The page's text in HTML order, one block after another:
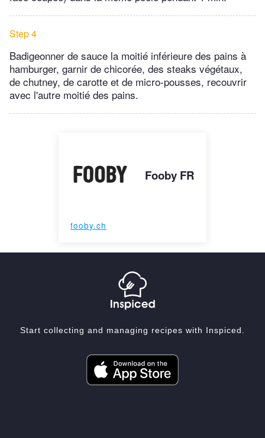
Step 4
Badigeonner de sauce la moitié inférieure des pains à
hamburger, garnir de chicorée, des steaks végétaux,
de chutney, de carotte et de micro-pousses, recouvrir
avec l'autre moitié des pains.
Fooby FR
fooby.ch
Start collecting and managing recipes with Inspiced.